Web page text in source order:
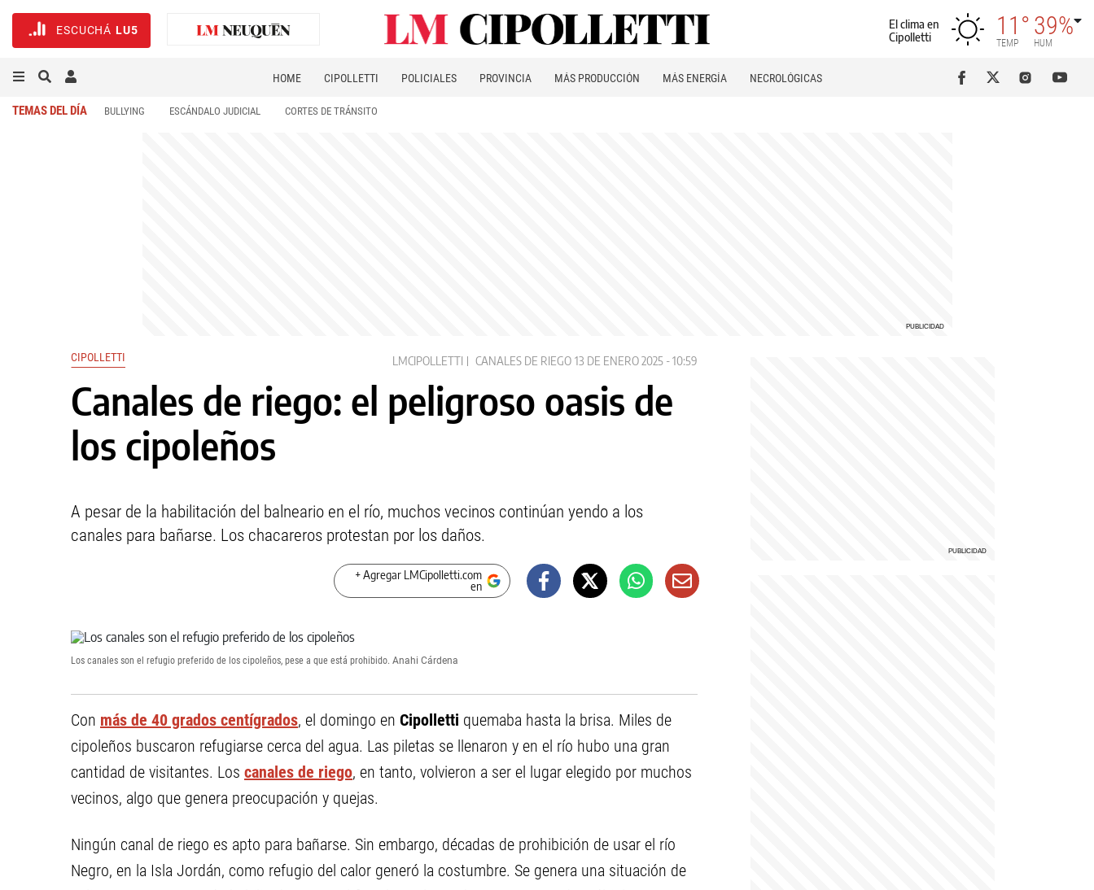
ESCUCHÁ LU5
El clima en
Cipolletti
11°
TEMP
39%
HUM
HOME CIPOLLETTI POLICIALES PROVINCIA MÁS PRODUCCIÓN MÁS ENERGÍA NECROLÓGICAS
TEMAS DEL DÍA BULLYING ESCÁNDALO JUDICIAL CORTES DE TRÁNSITO
CIPOLLETTI LMCIPOLLETTI CANALES DE RIEGO 13 DE ENERO 2025 - 10:59
Canales de riego: el peligroso oasis de
los cipoleños
A pesar de la habilitación del balneario en el río, muchos vecinos continúan yendo a los
canales para bañarse. Los chacareros protestan por los daños.
+ Agregar LMCipolletti.com
en
Los canales son el refugio preferido de los cipoleños, pese a que está prohibido. Anahi Cárdena
Con más de 40 grados centígrados, el domingo en Cipolletti quemaba hasta la brisa. Miles de
cipoleños buscaron refugiarse cerca del agua. Las piletas se llenaron y en el río hubo una gran
cantidad de visitantes. Los canales de riego, en tanto, volvieron a ser el lugar elegido por muchos
vecinos, algo que genera preocupación y quejas.
Ningún canal de riego es apto para bañarse. Sin embargo, décadas de prohibición de usar el río
Negro, en la Isla Jordán, como refugio del calor generó la costumbre. Se genera una situación de